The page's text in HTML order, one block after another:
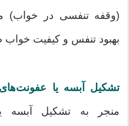
(وقفه تنفسی در خواب)
بهبود تنفس و کیفیت
تشکیل آبسه یا عفونت‌های
منجر به تشکیل آبسه